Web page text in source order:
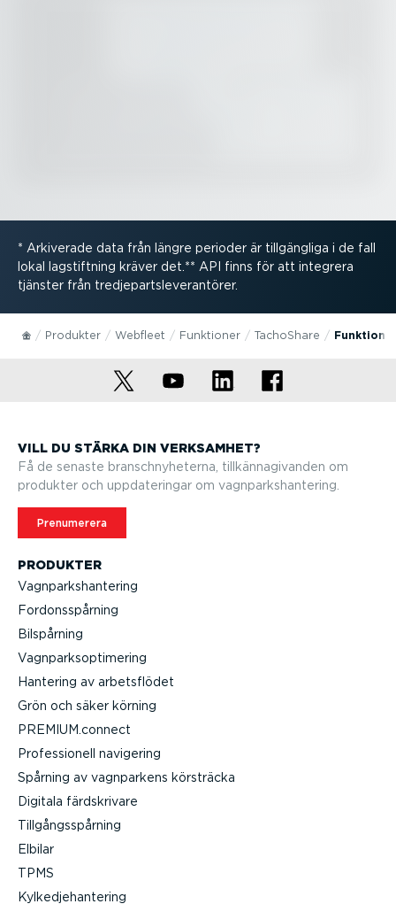
* Arkiverade data från längre perioder är tillgängliga i de fall
lokal lagstiftning kräver det.** API finns för att integrera
tjänster från tredje­partsle­ve­ran­törer.
Produkter Webfleet Funktioner TachoShare
PRODUKTER
Vagnparks­han­tering
Fordons­spårning
Bilspårning
Vagnparksop­ti­mering
Hantering av arbets­flödet
Grön och säker körning
PREMIUM.connect
Profes­sionell navigering
Spårning av vagnparkens körsträcka
Digitala färdskrivare
Tillgångs­spårning
Elbilar
TPMS
Kylked­je­han­tering
VILL DU STÄRKA DIN VERKSAMHET?
Få de senaste branschny­he­terna, tillkän­na­gi­vanden om
produkter och uppda­te­ringar om vagnparks­han­tering.
Prenumerera